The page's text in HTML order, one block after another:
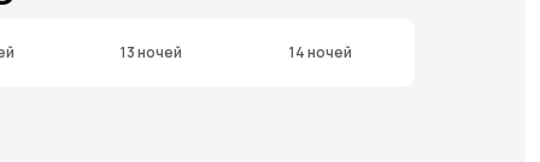
13 ночей 14 ночей